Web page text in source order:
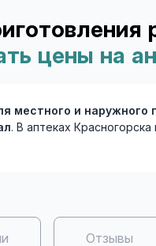
цены на
местного и
. В аптеках
Отзывы